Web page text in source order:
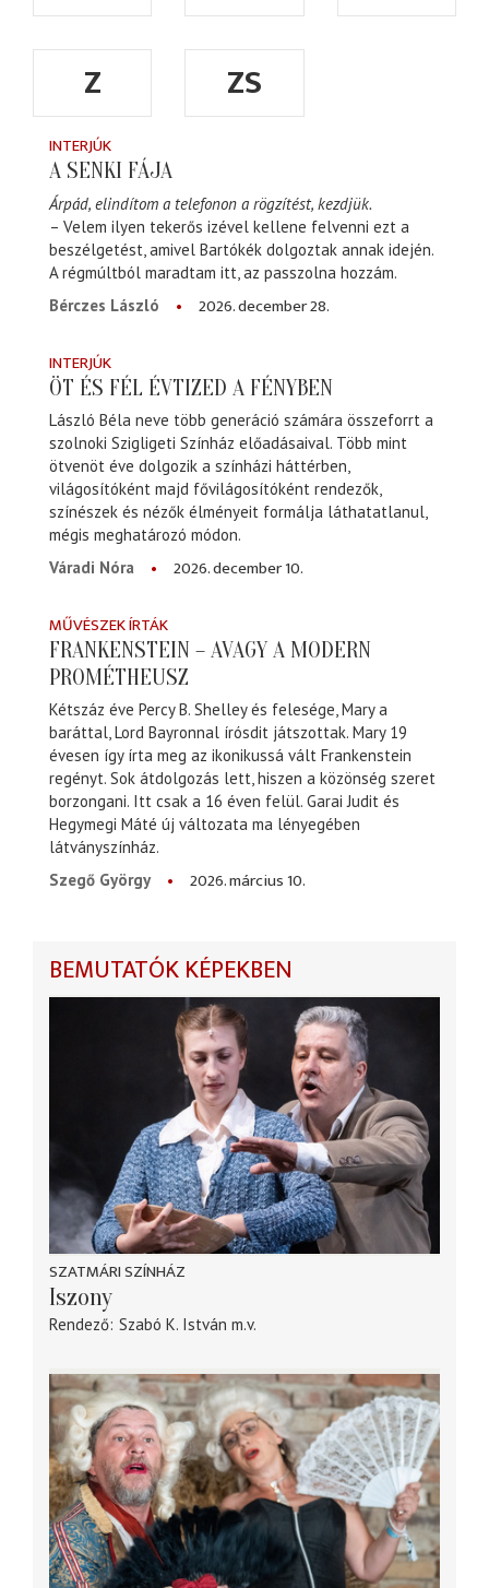
Z
ZS
INTERJÚK
A SENKI FÁJA
Árpád, elindítom a telefonon a rögzítést, kezdjük.
– Velem ilyen tekerős izével kellene felvenni ezt a
beszélgetést, amivel Bartókék dolgoztak annak idején.
A régmúltból maradtam itt, az passzolna hozzám.
Bérczes László
2026. december 28.
INTERJÚK
ÖT ÉS FÉL ÉVTIZED A FÉNYBEN
László Béla neve több generáció számára összeforrt a
szolnoki Szigligeti Színház előadásaival. Több mint
ötvenöt éve dolgozik a színházi háttérben,
világosítóként majd fővilágosítóként rendezők,
színészek és nézők élményeit formálja láthatatlanul,
mégis meghatározó módon.
Váradi Nóra
2026. december 10.
MŰVÉSZEK ÍRTÁK
FRANKENSTEIN – AVAGY A MODERN
PROMÉTHEUSZ
Kétszáz éve Percy B. Shelley és felesége, Mary a
baráttal, Lord Bayronnal írósdit játszottak. Mary 19
évesen így írta meg az ikonikussá vált Frankenstein
regényt. Sok átdolgozás lett, hiszen a közönség szeret
borzongani. Itt csak a 16 éven felül. Garai Judit és
Hegymegi Máté új változata ma lényegében
látványszínház.
Szegő György
2026. március 10.
BEMUTATÓK KÉPEKBEN
SZATMÁRI SZÍNHÁZ
Iszony
Rendező Szabó K. István m.v.